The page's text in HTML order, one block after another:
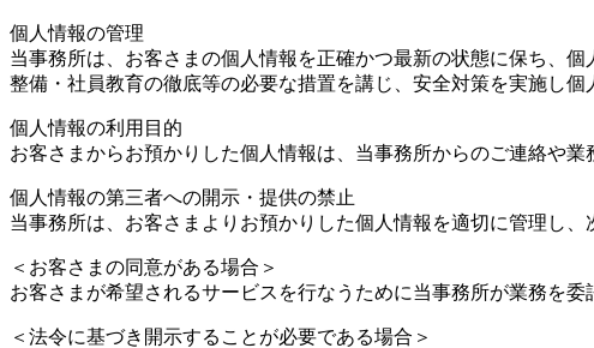
個人情報の管理
当事務所は、お客さまの個人情報を正確かつ最新の状態に保ち、
整備・社員教育の徹底等の必要な措置を講じ、安全対策を実施し個
個人情報の利用目的
お客さまからお預かりした個人情報は、当事務所からのご連絡や
個人情報の第三者への開示・提供の禁止
当事務所は、お客さまよりお預かりした個人情報を適切に管理し
＜お客さまの同意がある場合＞
お客さまが希望されるサービスを行なうために当事務所が業務を
＜法令に基づき開示することが必要である場合＞